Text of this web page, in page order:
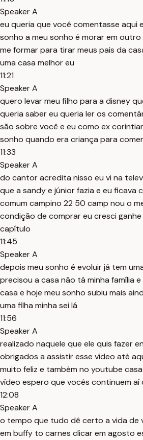
Speaker A
eu queria que você comentasse aqui
sonho a meu sonho é morar em
me formar para tirar meus pais da
uma casa melhor eu
11:21
Speaker A
quero levar meu filho para a disney
queria saber eu queria ler os
são sobre você e eu como ex
sonho quando era criança para
11:33
Speaker A
do cantor acredita nisso eu vi na
que a sandy e júnior fazia e eu ficava
comum campino 22 50 camp nou o
condição de comprar eu cresci
capítulo
11:45
Speaker A
depois meu sonho é evoluir já tem
precisou a casa não tá minha família
casa e hoje meu sonho subiu mais
uma filha minha sei lá
11:56
Speaker A
realizado naquele que ele quis fazer
obrigados a assistir esse vídeo até
muito feliz e também no youtube
vídeo espero que vocês continuem aí
12:08
Speaker A
o tempo que tudo dê certo a vida de
em buffy to carnes clicar em agosto